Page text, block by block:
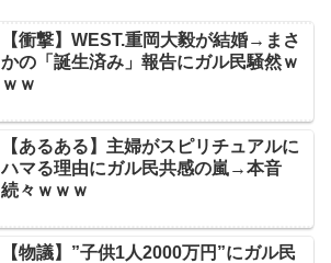
【衝撃】WEST.重岡大毅が結婚→まさ
かの「誕生済み」報告にガル民騒然ｗ
ｗｗ
【あるある】主婦がスピリチュアルに
ハマる理由にガル民共感の嵐→本音
続々ｗｗｗ
【物議】”子供1人2000万円”にガル民